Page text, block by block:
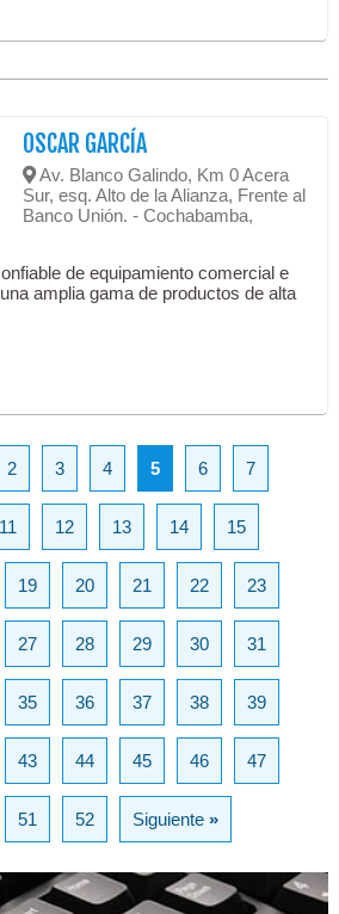
OSCAR GARCÍA
Av. Blanco Galindo, Km 0 Acera
Sur, esq. Alto de la Alianza, Frente al
Banco Unión. - Cochabamba,
de equipamiento comercial e
amplia gama de productos de alta
2 3 4 5 6 7
11 12 13 14 15
19 20 21 22 23
27 28 29 30 31
35 36 37 38 39
43 44 45 46 47
51 52 Siguiente»